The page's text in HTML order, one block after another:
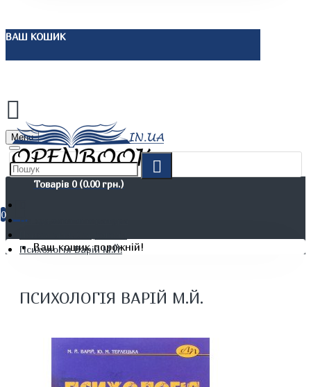
ВАШ КОШИК
Menu
Товарів 0 (0.00 грн.)
0
Ваш кошик порожній!
Не художня література
Психологія Варій М.Й.
ПСИХОЛОГІЯ ВАРІЙ М.Й.